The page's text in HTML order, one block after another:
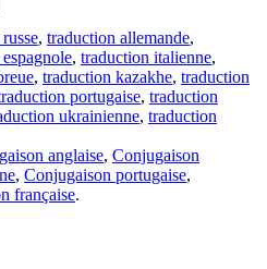
, traduction allemande,
, traduction italienne,
, traduction kazakhe, traduction
portugaise, traduction
ukrainienne, traduction
anglaise, Conjugaison
, Conjugaison portugaise,
française.